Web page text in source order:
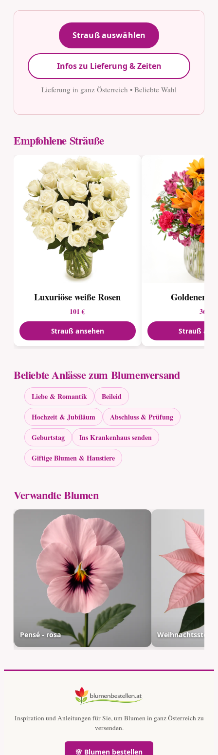
Strauß auswählen
Infos zu Lieferung & Zeiten
Lieferung in ganz Österreich • Beliebte Wahl
Empfohlene Sträuße
Luxuriöse weiße Rosen
101 €
Strauß ansehen
Goldener
36 €
Strauß
Beliebte Anlässe zum Blumenversand
Liebe & Romantik
Beileid
Hochzeit & Jubiläum
Abschluss & Prüfung
Geburtstag
Ins Krankenhaus senden
Giftige Blumen & Haustiere
Verwandte Blumen
Pensé - rosa Weihnachtsstern
Inspiration und Anleitungen für Sie, um Blumen in ganz Österreich zu
versenden.
🌸 Blumen bestellen